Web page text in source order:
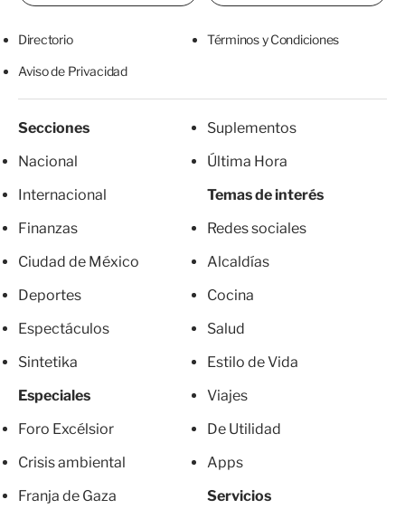
Directorio Términos y Condiciones
Aviso de Privacidad
Secciones
Nacional
Internacional
Finanzas
Ciudad de México
Deportes
Espectáculos
Sintetika
Especiales
Foro Excélsior
Crisis ambiental
Franja de Gaza
Suplementos
Última Hora
Temas de interés
Redes sociales
Alcaldías
Cocina
Salud
Estilo de Vida
Viajes
De Utilidad
Apps
Servicios